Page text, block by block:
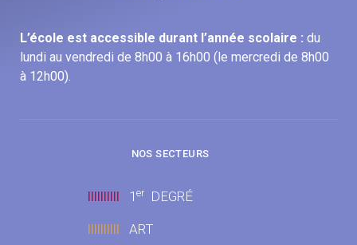
L’école est accessible durant l’année scolaire : du
lundi au vendredi de 8h00 à 16h00 (le mercredi de 8h00
à 12h00).
NOS SECTEURS
llllllllll 1 erDEGRÉ
llllllllll ART